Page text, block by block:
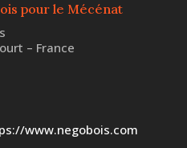
pour le Mécénat
– France
www.negobois.com